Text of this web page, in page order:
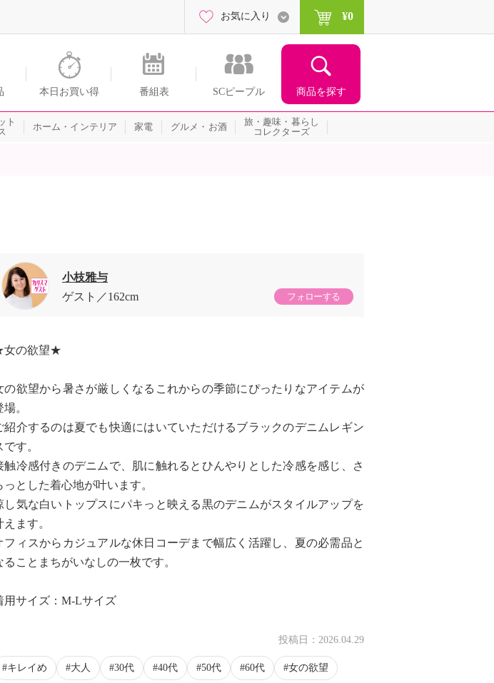
のショップチャンネル
本日お買い得 番組表 SCピープル 商品を探す
お気に入り ¥0
ト
ホーム・インテリア 家電 グルメ・お酒
旅・趣味・暮らし
コレクターズ
小枝雅与
ゲスト
162cm フォローする
の欲望★
の欲望から暑さが厳しくなるこれからの季節にぴったりなアイテムが
場。
紹介するのは夏でも快適にはいていただけるブラックのデニムレギン
です。
触冷感付きのデニムで、肌に触れるとひんやりとした冷感を感じ、さ
っとした着心地が叶います。
し気な白いトップスにパキっと映える黒のデニムがスタイルアップを
えます。
フィスからカジュアルな休日コーデまで幅広く活躍し、夏の必需品と
ることまちがいなしの一枚です。
用サイズ：M-Lサイズ
投稿日： 2026.04.29
キレイめ 大人 30代 40代 50代 60代 女の欲望